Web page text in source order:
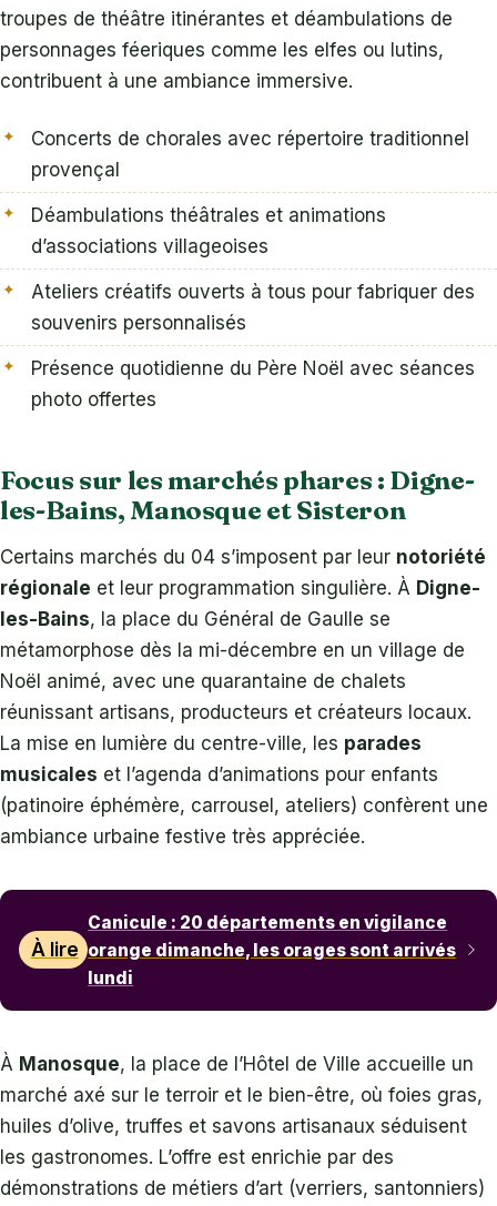
troupes de théâtre itinérantes et déambulations de
personnages féeriques comme les elfes ou lutins,
contribuent à une ambiance immersive.
Concerts de chorales avec répertoire traditionnel
provençal
Déambulations théâtrales et animations
d’associations villageoises
Ateliers créatifs ouverts à tous pour fabriquer des
souvenirs personnalisés
Présence quotidienne du Père Noël avec séances
photo offertes
Focus sur les marchés phares : Digne-
les-Bains, Manosque et Sisteron
Certains marchés du 04 s’imposent par leur notoriété
régionale et leur programmation singulière. À Digne-
les-Bains, la place du Général de Gaulle se
métamorphose dès la mi-décembre en un village de
Noël animé, avec une quarantaine de chalets
réunissant artisans, producteurs et créateurs locaux.
La mise en lumière du centre-ville, les parades
musicales et l’agenda d’animations pour enfants
(patinoire éphémère, carrousel, ateliers) confèrent une
ambiance urbaine festive très appréciée.
À lire
Canicule : 20 départements en vigilance
orange dimanche, les orages sont arrivés
lundi
À Manosque, la place de l’Hôtel de Ville accueille un
marché axé sur le terroir et le bien-être, où foies gras,
huiles d’olive, truffes et savons artisanaux séduisent
les gastronomes. L’offre est enrichie par des
démonstrations de métiers d’art (verriers, santonniers)